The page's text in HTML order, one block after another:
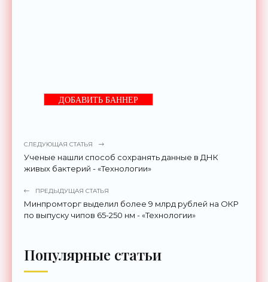
ДОБАВИТЬ БАННЕР
СЛЕДУЮЩАЯ СТАТЬЯ
Ученые нашли способ сохранять данные в ДНК
живых бактерий - «Технологии»
ПРЕДЫДУЩАЯ СТАТЬЯ
Минпромторг выделил более 9 млрд рублей на ОКР
по выпуску чипов 65-250 нм - «Технологии»
Популярные статьи